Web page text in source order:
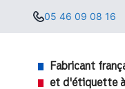
05 46 09 08 16
Fabricant
et d'étiquette à